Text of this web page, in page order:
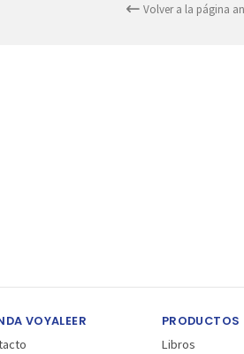
Volver a la página
VOYALEER PRODUCTOS
Libros